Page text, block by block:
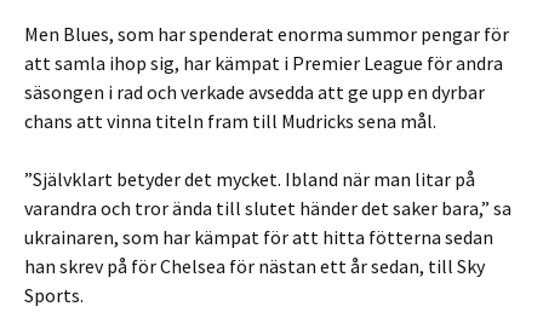
Men Blues, som har spenderat enorma summor pengar för
att samla ihop sig, har kämpat i Premier League för andra
säsongen i rad och verkade avsedda att ge upp en dyrbar
chans att vinna titeln fram till Mudricks sena mål.
”Självklart betyder det mycket. Ibland när man litar på
varandra och tror ända till slutet händer det saker bara,” sa
ukrainaren, som har kämpat för att hitta fötterna sedan
han skrev på för Chelsea för nästan ett år sedan, till Sky
Sports.